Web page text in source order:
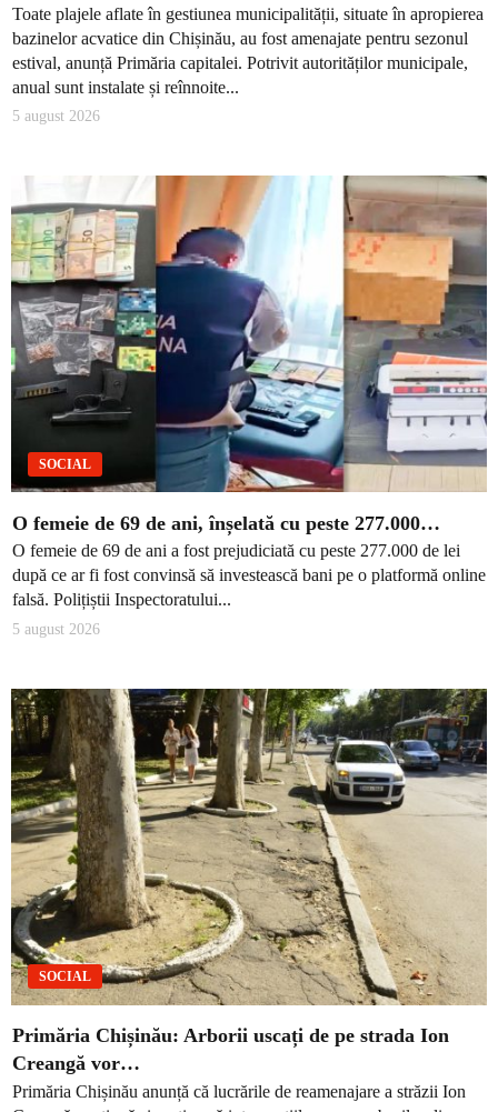
Toate plajele aflate în gestiunea municipalității, situate în apropierea
bazinelor acvatice din Chișinău, au fost amenajate pentru sezonul
estival, anunță Primăria capitalei. Potrivit autorităților municipale,
anual sunt instalate și reînnoite...
5 august 2026
SOCIAL
O femeie de 69 de ani, înșelată cu peste 277.000…
O femeie de 69 de ani a fost prejudiciată cu peste 277.000 de lei
după ce ar fi fost convinsă să investească bani pe o platformă online
falsă. Polițiștii Inspectoratului...
5 august 2026
SOCIAL
Primăria Chișinău: Arborii uscați de pe strada Ion
Creangă vor…
Primăria Chișinău anunță că lucrările de reamenajare a străzii Ion